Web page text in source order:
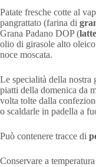
Patate fresche cotte al
pangrattato (farina di
Grana Padano DOP (latte
olio di girasole alto
noce moscata.
Le specialità della
piatti della domenica da
volta tolte dalla
o scaldarle in padella a
Può contenere tracce di
Conservare a